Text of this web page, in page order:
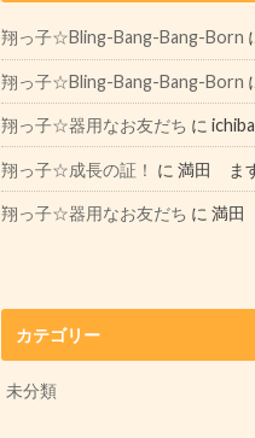
翔っ子☆Bling-Bang-Bang-Born
翔っ子☆Bling-Bang-Bang-Born
翔っ子☆器用なお友だち に
翔っ子☆成長の証！ に 満田 ま
翔っ子☆器用なお友だち に 満田
カテゴリー
未分類